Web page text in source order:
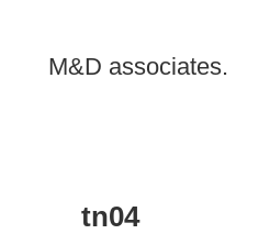
M&D associates.
tn04